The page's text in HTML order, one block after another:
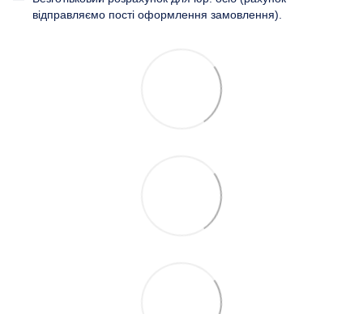
відправляємо пості оформлення замовлення).